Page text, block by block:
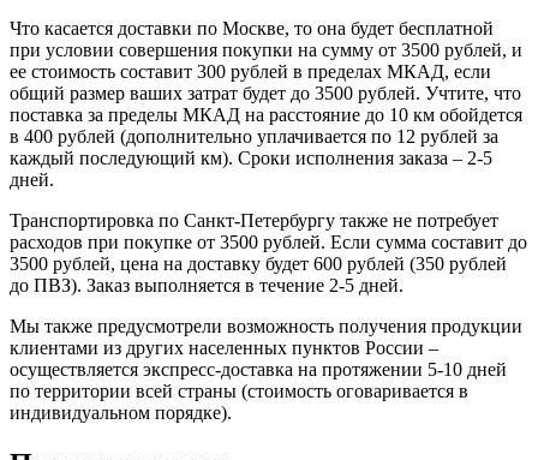
Что касается доставки по Москве, то она будет бесплатной
при условии совершения покупки на сумму от 3500 рублей, и
ее стоимость составит 300 рублей в пределах МКАД, если
общий размер ваших затрат будет до 3500 рублей. Учтите, что
поставка за пределы МКАД на расстояние до 10 км обойдется
в 400 рублей (дополнительно уплачивается по 12 рублей за
каждый последующий км). Сроки исполнения заказа – 2-5
дней.
Транспортировка по Санкт-Петербургу также не потребует
расходов при покупке от 3500 рублей. Если сумма составит до
3500 рублей, цена на доставку будет 600 рублей (350 рублей
до ПВЗ). Заказ выполняется в течение 2-5 дней.
Мы также предусмотрели возможность получения продукции
клиентами из других населенных пунктов России –
осуществляется экспресс-доставка на протяжении 5-10 дней
по территории всей страны (стоимость оговаривается в
индивидуальном порядке).